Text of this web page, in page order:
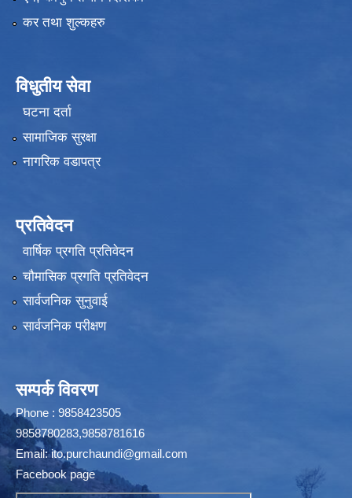
कर तथा शुल्कहरु
विधुतीय सेवा
घटना दर्ता
सामाजिक सुरक्षा
नागरिक वडापत्र
प्रतिवेदन
वार्षिक प्रगति प्रतिवेदन
चौमासिक प्रगति प्रतिवेदन
सार्वजनिक सुनुवाई
सार्वजनिक परीक्षण
सम्पर्क विवरण
Phone : 9858423505
9858780283,9858781616
Email:ito.purchaundi@gmail.com
Facebook page